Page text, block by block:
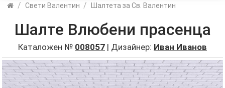
/ Свети Валентин / Шалтета за Св. Валентин
Шалте Влюбени прасенца
Каталожен № 008057 | Дизайнер: Иван Иванов